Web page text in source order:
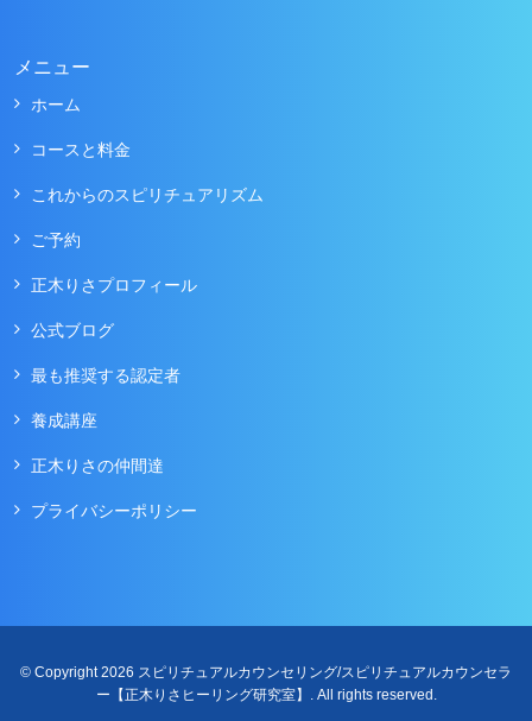
メニュー
ホーム
コースと料金
これからのスピリチュアリズム
ご予約
正木りさプロフィール
公式ブログ
最も推奨する認定者
養成講座
正木りさの仲間達
プライバシーポリシー
© Copyright 2026 スピリチュアルカウンセリング/スピリチュアルカウンセラ
ー【正木りさヒーリング研究室】. All rights reserved.